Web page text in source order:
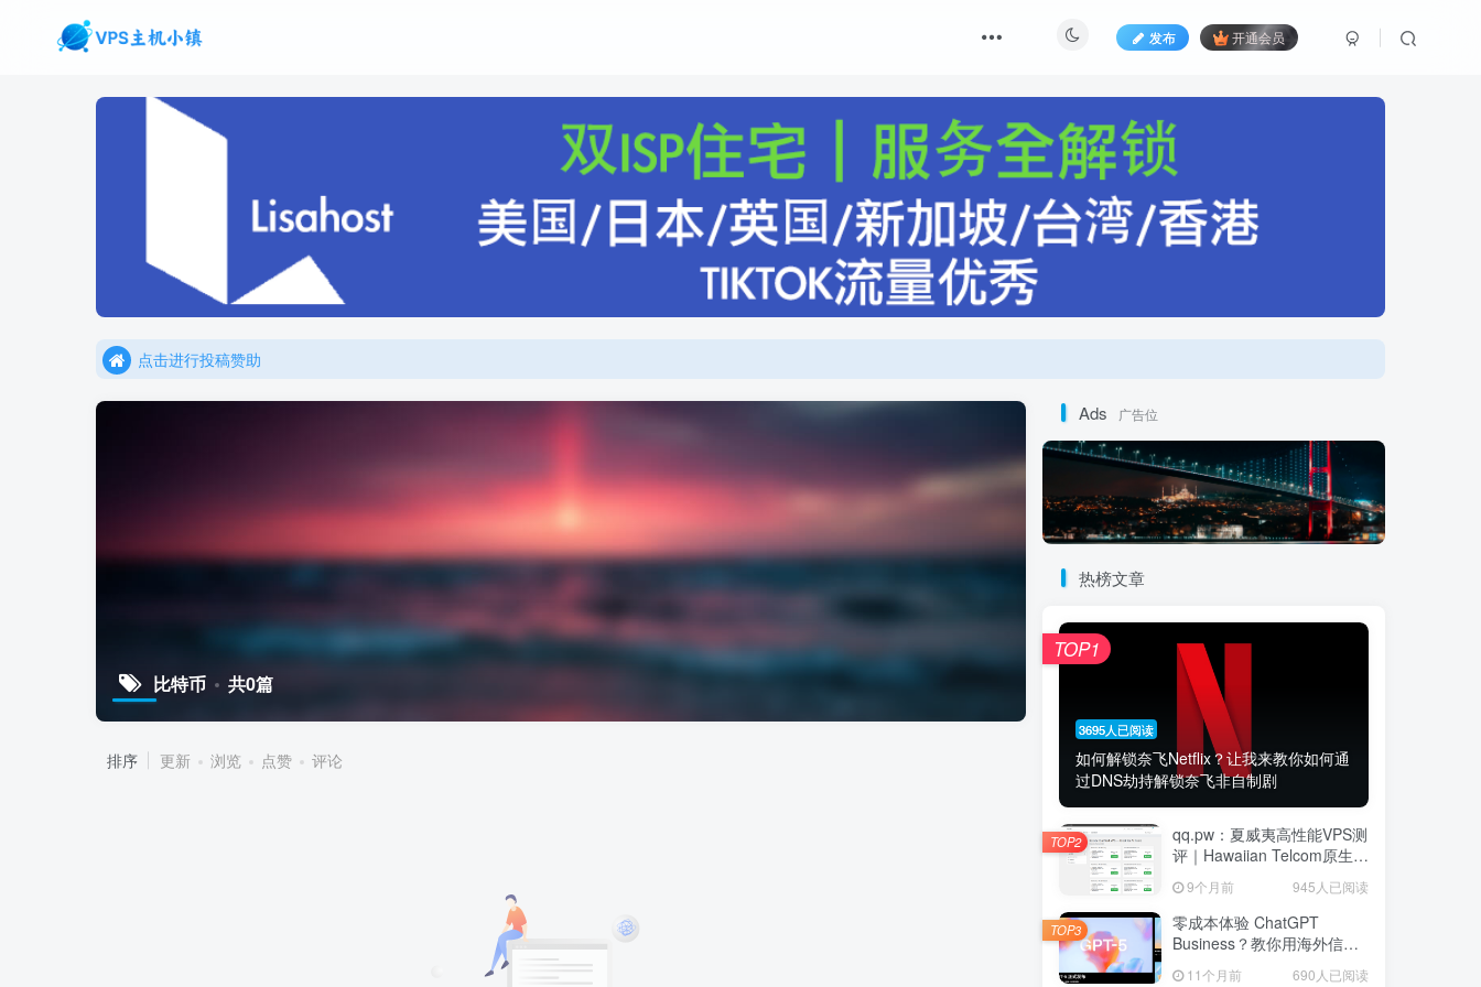
发布 开通会员
点击进行投稿赞助
点击加入官方TG频道/聊天群
点击进行投稿赞助
点击加入官方TG频道/聊天群
比特币 共0篇
排序 更新 浏览 点赞 评论
Ads 广告位
热榜文章
3695人已阅读
如何解锁奈飞Netflix？让我来教你如何通
过DNS劫持解锁奈飞非自制剧
TOP1
qq.pw：夏威夷高性能VPS测
评｜Hawaiian Telcom原生家
宽IP节点，Ryzen 9 7940HS
八核强劲性能与跨太平洋网
络延迟深度解析
9个月前 945人已阅读
TOP2
零成本体验 ChatGPT
Business？教你用海外信用
卡白嫖首月
11个月前 690人已阅读
TOP3